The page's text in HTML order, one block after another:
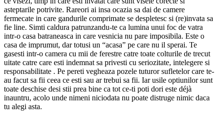
asteptarile potrivite. Rareori ai insa ocazia sa dai de camere
fermecate in care gandurile comprimate se despletesc si (re)invata sa
fie line. Simti caldura patrunzandu-te ca lumina unui foc de vatra
intr-o casa batraneasca in care vesnicia nu pare imposibila. Este o
casa de imprumut, dar totusi un “acasa” pe care nu il sperai. Te
gasesti intr-o camera cu mii de ferestre catre toate colturile de trecut
uitate catre care esti indemnat sa privesti cu seriozitate, intelegere si
responsabilitate . Pe pereti vegheaza pozele tuturor sufletelor care te-
au facut sa fii ceea ce esti sau ar trebui sa fii. Iar usile optiunilor sunt
toate deschise desi stii prea bine ca tot ce-ti poti dori este déjà
inauntru, acolo unde nimeni niciodata nu poate distruge nimic daca
tu alegi asta.